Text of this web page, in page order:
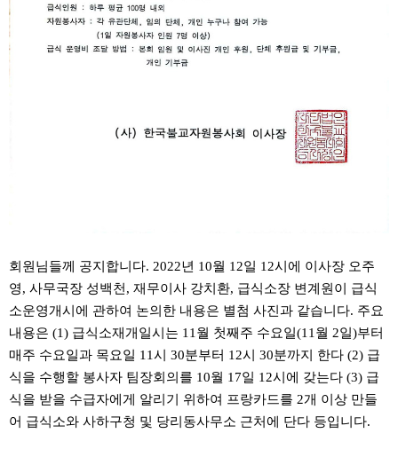
회원님들께 공지합니다. 2022년 10월 12일 12시에 이사장 오주
영, 사무국장 성백천, 재무이사 강치환, 급식소장 변계원이 급식
소운영개시에 관하여 논의한 내용은 별첨 사진과 같습니다. 주요
내용은 (1) 급식소재개일시는 11월 첫째주 수요일(11월 2일)부터
매주 수요일과 목요일 11시 30분부터 12시 30분까지 한다 (2) 급
식을 수행할 봉사자 팀장회의를 10월 17일 12시에 갖는다 (3) 급
식을 받을 수급자에게 알리기 위하여 프랑카드를 2개 이상 만들
어 급식소와 사하구청 및 당리동사무소 근처에 단다 등입니다.